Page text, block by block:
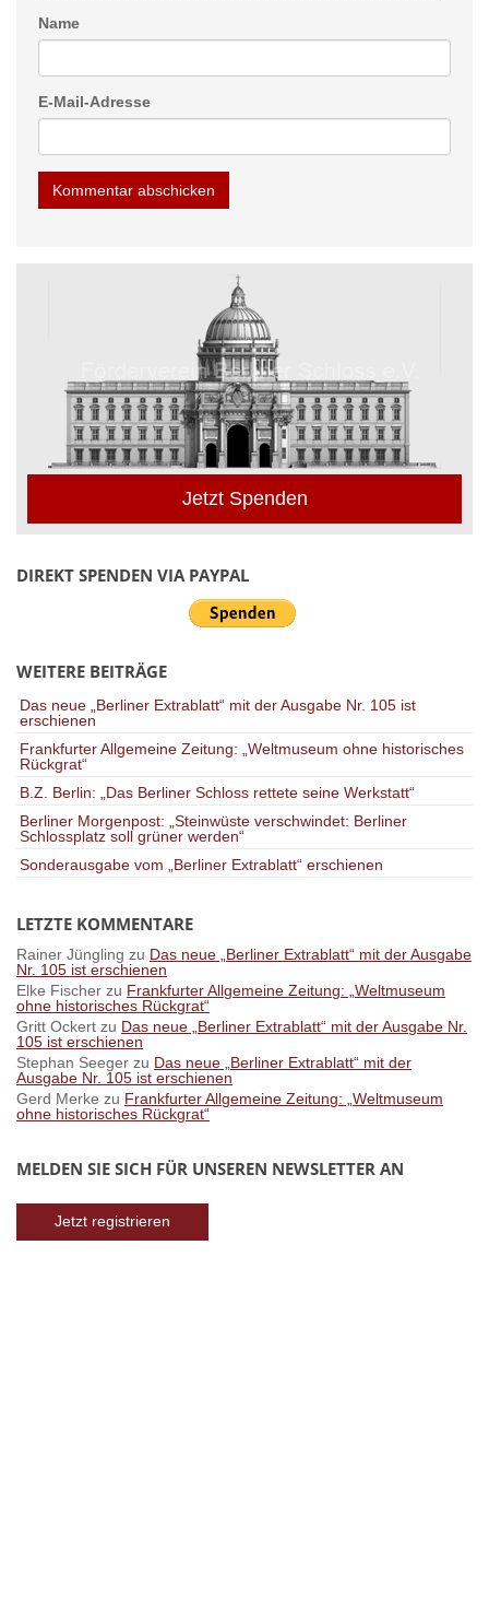
Name
E-Mail-Adresse
Jetzt Spenden
DIREKT SPENDEN VIA PAYPAL
WEITERE BEITRÄGE
Das neue „Berliner Extrablatt“ mit der Ausgabe Nr. 105 ist
erschienen
Frankfurter Allgemeine Zeitung: „Weltmuseum ohne historisches
Rückgrat“
B.Z. Berlin: „Das Berliner Schloss rettete seine Werkstatt“
Berliner Morgenpost: „Steinwüste verschwindet: Berliner
Schlossplatz soll grüner werden“
Sonderausgabe vom „Berliner Extrablatt“ erschienen
LETZTE KOMMENTARE
Rainer Jüngling zu Das neue „Berliner Extrablatt“ mit der Ausgabe
Nr. 105 ist erschienen
Elke Fischer zu Frankfurter Allgemeine Zeitung: „Weltmuseum
ohne historisches Rückgrat“
Gritt Ockert zu Das neue „Berliner Extrablatt“ mit der Ausgabe Nr.
105 ist erschienen
Stephan Seeger zu Das neue „Berliner Extrablatt“ mit der
Ausgabe Nr. 105 ist erschienen
Gerd Merke zu Frankfurter Allgemeine Zeitung: „Weltmuseum
ohne historisches Rückgrat“
MELDEN SIE SICH FÜR UNSEREN NEWSLETTER AN
Jetzt registrieren